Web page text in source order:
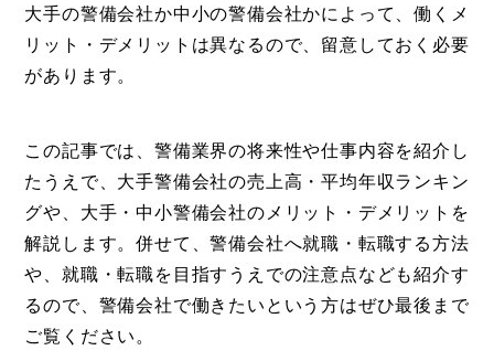
大手の警備会社か中小の警備会社かによって、働くメ
リット・デメリットは異なるので、留意しておく必要
があります。
この記事では、警備業界の将来性や仕事内容を紹介し
たうえで、大手警備会社の売上高・平均年収ランキン
グや、大手・中小警備会社のメリット・デメリットを
解説します。併せて、警備会社へ就職・転職する方法
や、就職・転職を目指すうえでの注意点なども紹介す
るので、警備会社で働きたいという方はぜひ最後まで
ご覧ください。